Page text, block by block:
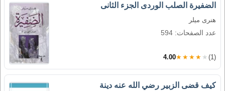
الضفيرة الصلب الوردى الجزء الثانى
هنرى ميلر
عدد الصفحات: 594
4.00★★★★★ (1)
كيف قضى الزبير رضي الله عنه دينة